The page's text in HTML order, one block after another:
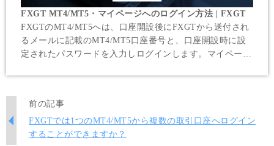
FXGT MT4/MT5・マイページへのログイン方法 | FXGT
FXGTのMT4/MT5へは、口座開設後にFXGTから送付され
るメールに記載のMT4/MT5口座番号と、口座開設時に設
定されたパスワードを入力しログインします。マイページ
前の記事
FXGTでは1つのMT4/MT5から複数の取引口座へログイン
することができますか？